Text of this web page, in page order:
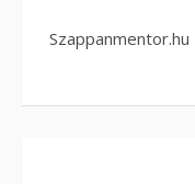
Szappanmentor.hu